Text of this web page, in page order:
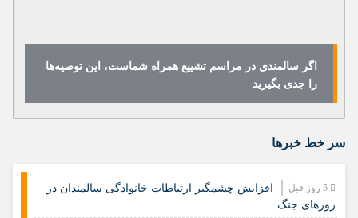
اگر سالمندی در مراسم تشییع همراه شماست، این توصیه‌ها
را جدی بگیرید
سر خط خبرها
افزایش چشمگیر ارتباطات خانوادگی سالمندان در
روزهای جنگ